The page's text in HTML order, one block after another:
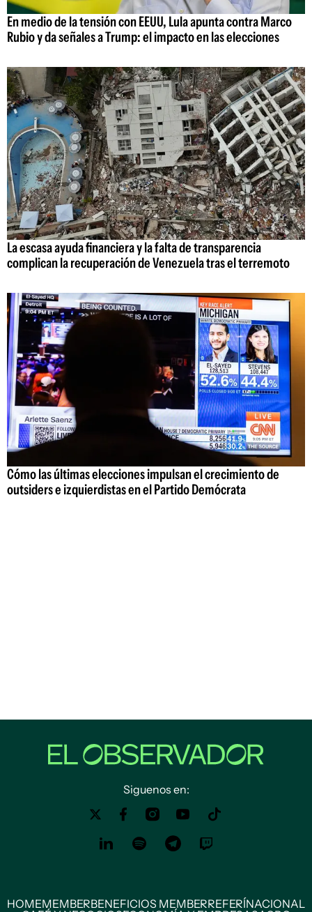
En medio de la tensión con EEUU, Lula apunta contra Marco
Rubio y da señales a Trump: el impacto en las elecciones
La escasa ayuda financiera y la falta de transparencia
complican la recuperación de Venezuela tras el terremoto
Cómo las últimas elecciones impulsan el crecimiento de
outsiders e izquierdistas en el Partido Demócrata
Siguenos en:
HOMEMEMBERBENEFICIOS MEMBERREFERÍNACIONAL